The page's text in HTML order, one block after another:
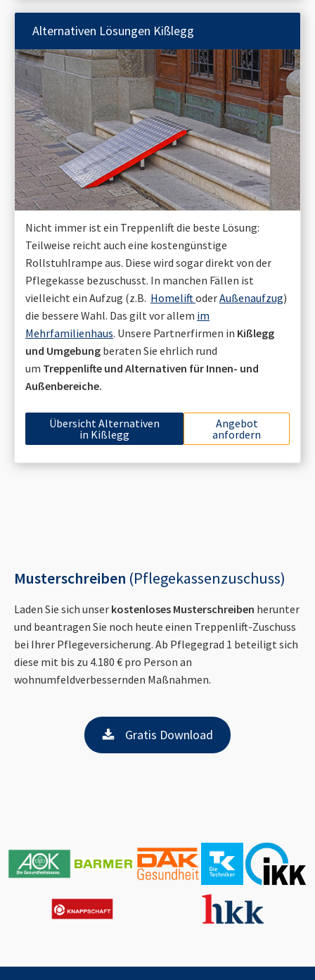
Alternativen Lösungen Kißlegg
Nicht immer ist ein Treppenlift die beste Lösung:
Teilweise reicht auch eine kostengünstige
Rollstuhlrampe aus. Diese wird sogar direkt von der
Pflegekasse bezuschusst. In manchen Fällen ist
vielleicht ein Aufzug (z.B. HomeliftoderAußenaufzug)
die bessere Wahl. Das gilt vor allem im
Mehrfamilienhaus. Unsere Partnerfirmen in Kißlegg
und Umgebung beraten Sie ehrlich rund
um Treppenlifte und Alternativen für Innen- und
Außenbereiche.
Übersicht Alternativen
in Kißlegg
Angebot
anfordern
Musterschreiben (Pflegekassenzuschuss)
Laden Sie sich unser kostenloses Musterschreiben herunter
und beantragen Sie noch heute einen Treppenlift-Zuschuss
bei Ihrer Pflegeversicherung. Ab Pflegegrad 1 beteiligt sich
diese mit bis zu 4.180 € pro Person an
wohnumfeldverbessernden Maßnahmen.
Gratis Download